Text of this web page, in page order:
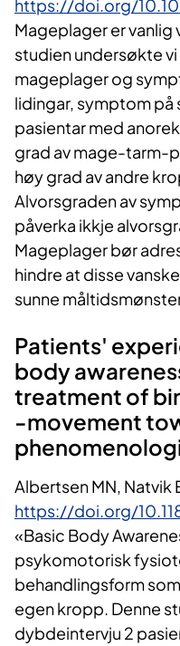
https://doi.org/
Mageplager er vanlig
studien undersøkte
mageplager og
lidingar, symptom på
pasientar med
grad av mage-tarm-
høy grad av andre
Alvorsgraden av
påverka ikkje
Mageplager bør
hindre at disse
sunne
Patients'
body
treatment of
-movement
Albertsen MN, Natvik
https://doi.org/
«Basic Body
psykomotorisk
behandlingsform
egen kropp. Denne
dybdeintervju 2